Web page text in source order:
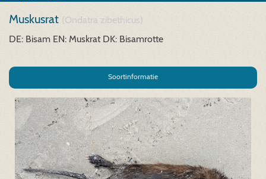
Muskusrat (Ondatra zibethicus)
DE: Bisam EN: Muskrat DK: Bisamrotte
Soortinformatie